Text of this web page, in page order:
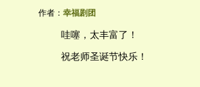
作者： 幸福剧团
哇噻，太丰富了！
祝老师圣诞节快乐！